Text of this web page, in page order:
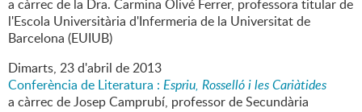
a càrrec de la Dra. Carmina Olivé Ferrer, professora titular de
l'Escola Universitària d'Infermeria de la Universitat de
Barcelona (EUIUB)
Dimarts, 23d'abril de2013
Conferència de Literatura : Espriu, Rosselló i les Cariàtides
a càrrec de Josep Camprubí, professor de Secundària